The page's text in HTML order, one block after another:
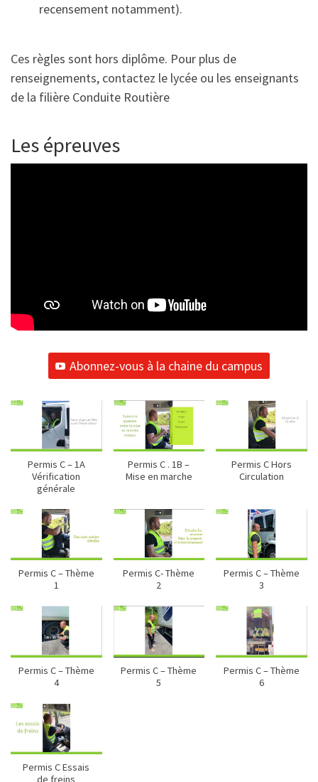
recensement notamment).
Ces règles sont hors diplôme. Pour plus de
renseignements, contactez le lycée ou les enseignants
de la filière Conduite Routière
Les épreuves
Abonnez-vous à la chaine du campus
Permis C – 1A
Vérification
générale
Permis C . 1B –
Mise en marche
Permis C Hors
Circulation
Permis C – Thème
1
Permis C- Thème
2
Permis C – Thème
3
Permis C – Thème
4
Permis C – Thème
5
Permis C – Thème
6
Permis C Essais
de freins